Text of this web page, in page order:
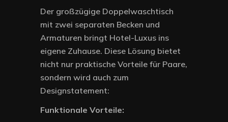
Der großzügige Doppelwaschtisch
mit zwei separaten Becken und
Armaturen bringt Hotel-Luxus ins
eigene Zuhause. Diese Lösung bietet
nicht nur praktische Vorteile für Paare,
sondern wird auch zum
Designstatement:
Funktionale Vorteile: